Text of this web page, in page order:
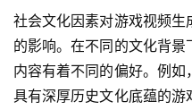
社会文化因素对游戏视频
的影响。在不同的文化背
内容有着不同的偏好。例
具有深厚历史文化底蕴的